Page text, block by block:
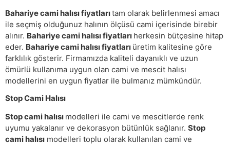
Bahariye cami halısı fiyatlarıtam olarak belirlenmesi amacı
ile seçmiş olduğunuz halının ölçüsü cami içerisinde birebir
alınır. Bahariye cami halısı fiyatları herkesin bütçesine hitap
eder. Bahariye cami halısı fiyatları üretim kalitesine göre
farklılık gösterir. Firmamızda kaliteli dayanıklı ve uzun
ömürlü kullanıma uygun olan cami ve mescit halısı
modellerini en uygun fiyatlar ile bulmanız mümkündür.
Stop Cami Halısı
Stop cami halısı modelleri ile cami ve mescitlerde renk
uyumu yakalanır ve dekorasyon bütünlük sağlanır. Stop
cami halısı modelleri toplu olarak kullanılan cami ve